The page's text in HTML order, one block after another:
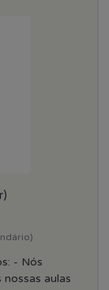
- Nós
aulas